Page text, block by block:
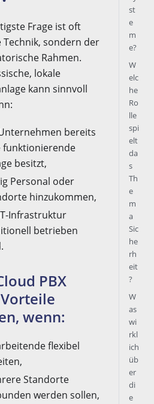
Frage ist oft
Technik, sondern der
Rahmen.
lokale
kann sinnvoll
bereits
funktionierende
besitzt,
Personal oder
hinzukommen,
Infrastruktur
betrieben
PBX
wenn:
flexibel
Standorte
werden sollen,
st
e
m
e?
W
elc
he
Ro
lle
spi
elt
da
s
Th
e
m
a
Sic
he
rh
eit
?
W
as
wi
rkl
ich
üb
er
di
e